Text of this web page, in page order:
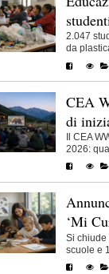
2.047
da
CEA
di
Il CEA
2026:
‘Mi
Si chiude
scuole e